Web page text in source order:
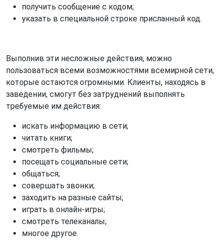
получить сообщение с кодом;
указать в специальной строке присланный код.
Выполнив эти несложные действия, можно
пользоваться всеми возможностями всемирной сети,
которые остаются огромными. Клиенты, находясь в
заведении, смогут без затруднений выполнять
требуемые им действия:
искать информацию в сети;
читать книги;
смотреть фильмы;
посещать социальные сети;
общаться;
совершать звонки;
заходить на разные сайты;
играть в онлайн-игры;
смотреть телеканалы;
многое другое.